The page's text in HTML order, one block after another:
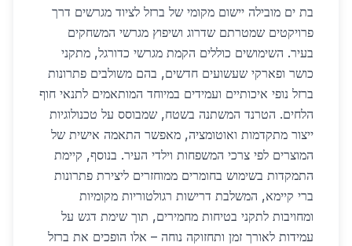
בת ים מובילה יישום מקומי של ברזל לציוד מגרשים דרך
פרויקטים שמטרתם שדרוג ושיפוץ מגרשי המשחקים
בעיר. השימושים כוללים הקמת מגרשי כדורגל, מתקני
כושר ופארקי שעשועים חדשים, בהם משולבים פתרונות
ברזל נופי איכותיים ועמידים במיוחד המותאמים לתנאי חוף
הלחים. הטרנד המשתנה בשטח, שמבוסס על טכנולוגיות
ייצור מתקדמות ואוטומציה, מאפשר התאמה אישית של
המוצרים לפי צרכי המשפחות וילדי העיר. בנוסף, קיימת
התמקדות בשימוש בחומרים ממוחזרים ליצירת פתרונות
ברי קיימא, המשלבת דרישות רגולטוריות מקומיות
ומחויבות לתקני בטיחות מחמירים, תוך שימת דגש על
עמידות לאורך זמן ותחזוקה נוחה – אלו הופכים את ברזל